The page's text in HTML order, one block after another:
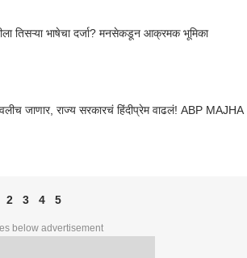
तिसऱ्या भाषेचा दर्जा? मनसेकडून आक्रमक भूमिका
जाणार, राज्य सरकारचं हिंदीप्रेम वाढलं! ABP MAJHA
2 3 4 5
below advertisement